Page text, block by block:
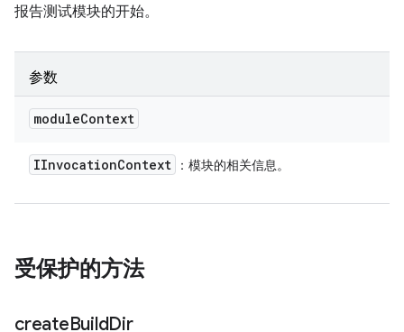
报告测试模块的开始。
参数
moduleContext
IInvocationContext ：模块的相关信息。
受保护的方法
createBuildDir